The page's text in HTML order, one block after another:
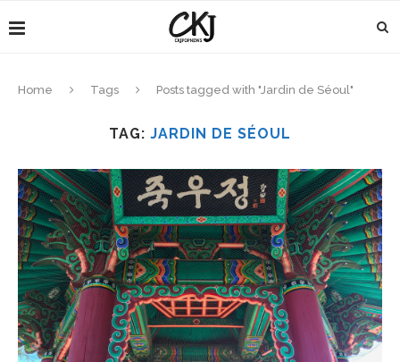
Home Tags Posts tagged with "Jardin de Séoul"
TAG: JARDIN DE SÉOUL